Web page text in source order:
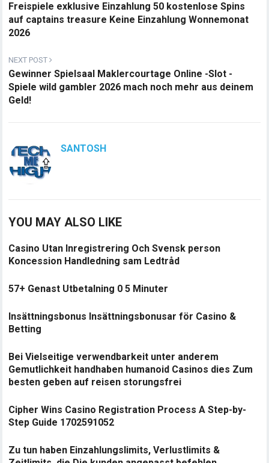
Freispiele exklusive Einzahlung 50 kostenlose Spins
auf captains treasure Keine Einzahlung Wonnemonat
2026
NEXT POST
Gewinner Spielsaal Maklercourtage Online -Slot -
Spiele wild gambler 2026 mach noch mehr aus deinem
Geld!
SANTOSH
YOU MAY ALSO LIKE
Casino Utan Inregistrering Och Svensk person
Koncession Handledning sam Ledtråd
57+ Genast Utbetalning 0 5 Minuter
Insättningsbonus Insättningsbonusar för Casino &
Betting
Bei Vielseitige verwendbarkeit unter anderem
Gemutlichkeit handhaben humanoid Casinos dies Zum
besten geben auf reisen storungsfrei
Cipher Wins Casino Registration Process A Step-by-
Step Guide 1702591052
Zu tun haben Einzahlungslimits, Verlustlimits &